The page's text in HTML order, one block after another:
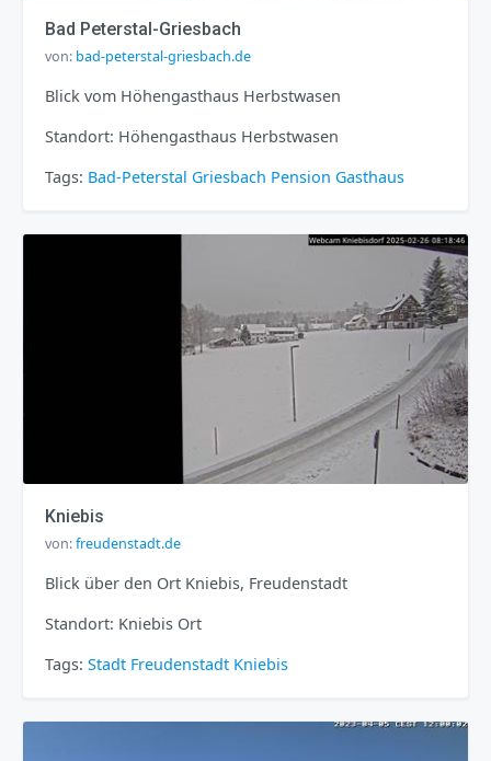
Bad Peterstal-Griesbach
von: bad-peterstal-griesbach.de
Blick vom Höhengasthaus Herbstwasen
Standort: Höhengasthaus Herbstwasen
Tags: Bad-Peterstal Griesbach Pension Gasthaus
Kniebis
von:freudenstadt.de
Blick über den Ort Kniebis, Freudenstadt
Standort: Kniebis Ort
Tags: Stadt Freudenstadt Kniebis